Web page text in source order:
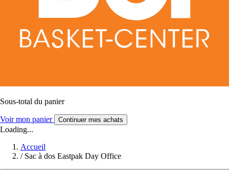
Sous-total du panier
Voir mon panier Continuer mes achats
Loading...
Accueil
/ Sac à dos Eastpak Day Office